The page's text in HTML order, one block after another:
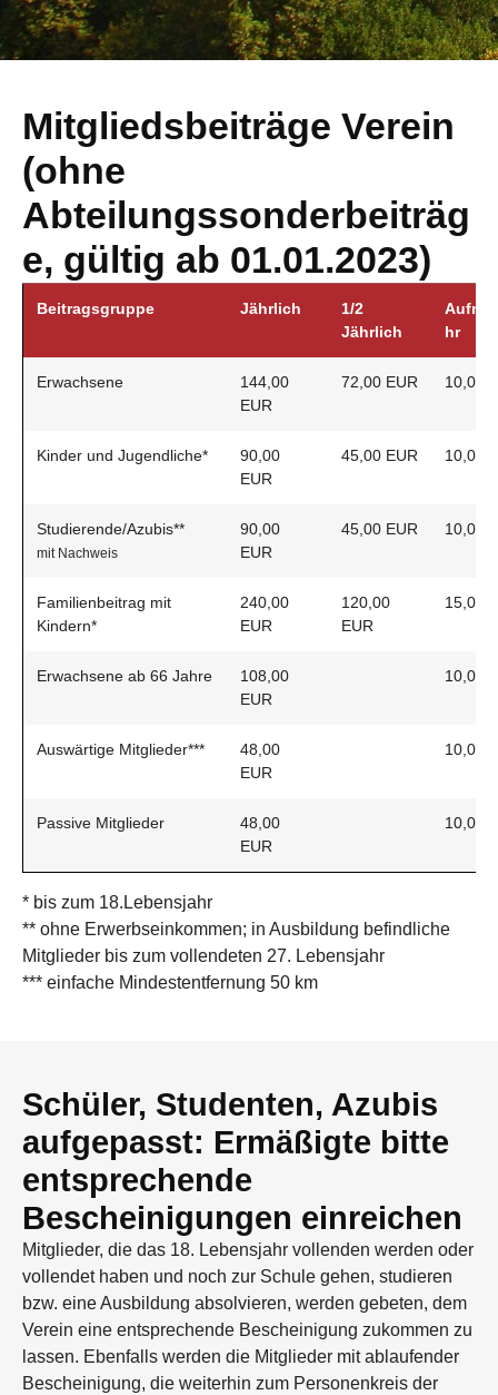
Mitgliedsbeiträge Verein
(ohne
Abteilungssonderbeiträg
e, gültig ab 01.01.2023)
Beitragsgruppe Jährlich
1/2
Jährlich
hr
Erwachsene
144,00
EUR
72,00 EUR 10,00
Kinder und Jugendliche*
90,00
EUR
45,00 EUR 10,00
Studierende/Azubis**
mit Nachweis
90,00
EUR
45,00 EUR 10,00
Familienbeitrag mit
Kindern*
240,00
EUR
120,00
EUR
15,00
Erwachsene ab 66 Jahre
108,00
EUR
10,00
Auswärtige Mitglieder***
48,00
EUR
10,00
Passive Mitglieder
48,00
EUR
10,00
* bis zum 18.Lebensjahr
** ohne Erwerbseinkommen; in Ausbildung befindliche
Mitglieder bis zum vollendeten 27. Lebensjahr
*** einfache Mindestentfernung 50 km
Schüler, Studenten, Azubis
aufgepasst: Ermäßigte bitte
entsprechende
Bescheinigungen einreichen
Mitglieder, die das 18. Lebensjahr vollenden werden oder
vollendet haben und noch zur Schule gehen, studieren
bzw. eine Ausbildung absolvieren, werden gebeten, dem
Verein eine entsprechende Bescheinigung zukommen zu
lassen. Ebenfalls werden die Mitglieder mit ablaufender
Bescheinigung, die weiterhin zum Personenkreis der